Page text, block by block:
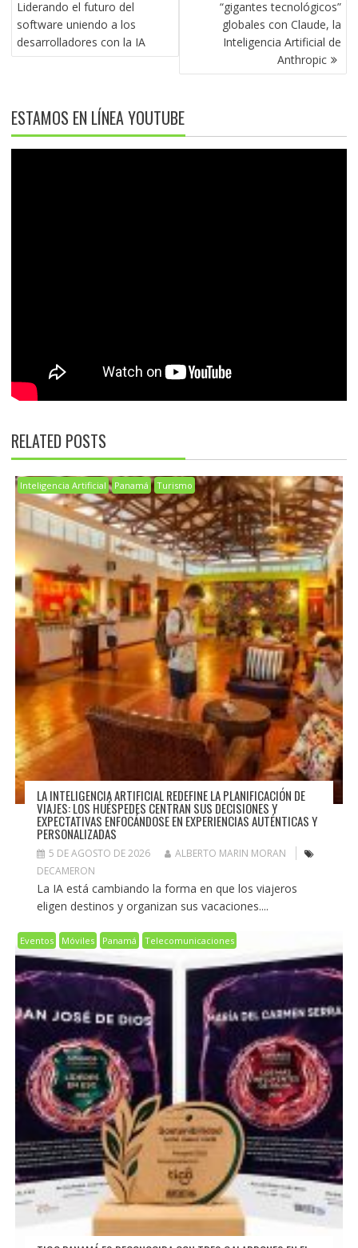
ENTRADAS
Liderando el futuro del
software uniendo a los
desarrolladores con la IA
“gigantes tecnológicos”
globales con Claude, la
Inteligencia Artificial de
Anthropic
ESTAMOS EN LÍNEA YOUTUBE
RELATED POSTS
Inteligencia Artificial Panamá Turismo
LA INTELIGENCIA ARTIFICIAL REDEFINE LA PLANIFICACIÓN DE
VIAJES: LOS HUÉSPEDES CENTRAN SUS DECISIONES Y
EXPECTATIVAS ENFOCÁNDOSE EN EXPERIENCIAS AUTÉNTICAS Y
PERSONALIZADAS
5 DE AGOSTO DE 2026
ALBERTO MARIN MORAN
DECAMERON
La IA está cambiando la forma en que los viajeros
eligen destinos y organizan sus vacaciones....
Eventos Móviles Panamá Telecomunicaciones